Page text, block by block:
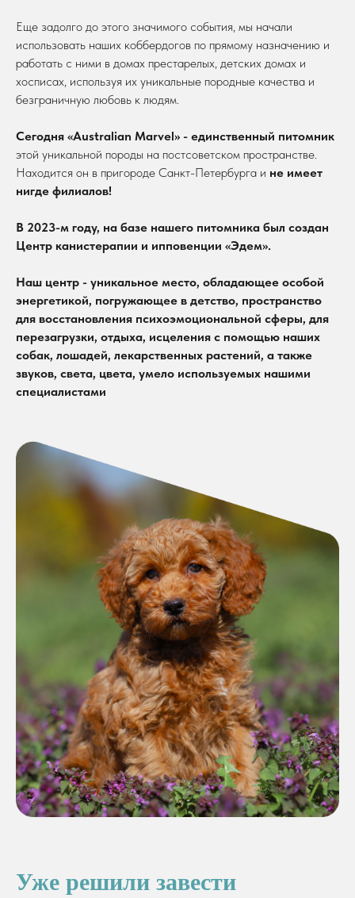
Еще задолго до этого значимого события, мы начали
использовать наших коббердогов по прямому назначению и
работать с ними в домах престарелых, детских домах и
хосписах, используя их уникальные породные качества и
безграничную любовь к людям.
Сегодня «Australian Marvel» - единственный питомник
этой уникальной породы на постсоветском пространстве.
Находится он в пригороде Санкт-Петербурга и не имеет
нигде филиалов!
В 2023-м году, на базе нашего питомника был создан
Центр канистерапии и ипповенции «Эдем».
Наш центр - уникальное место, обладающее особой
энергетикой, погружающее в детство, пространство
для восстановления психоэмоциональной сферы, для
перезагрузки, отдыха, исцеления с помощью наших
собак, лошадей, лекарственных растений, а также
звуков, света, цвета, умело используемых нашими
специалистами
Уже решили завести